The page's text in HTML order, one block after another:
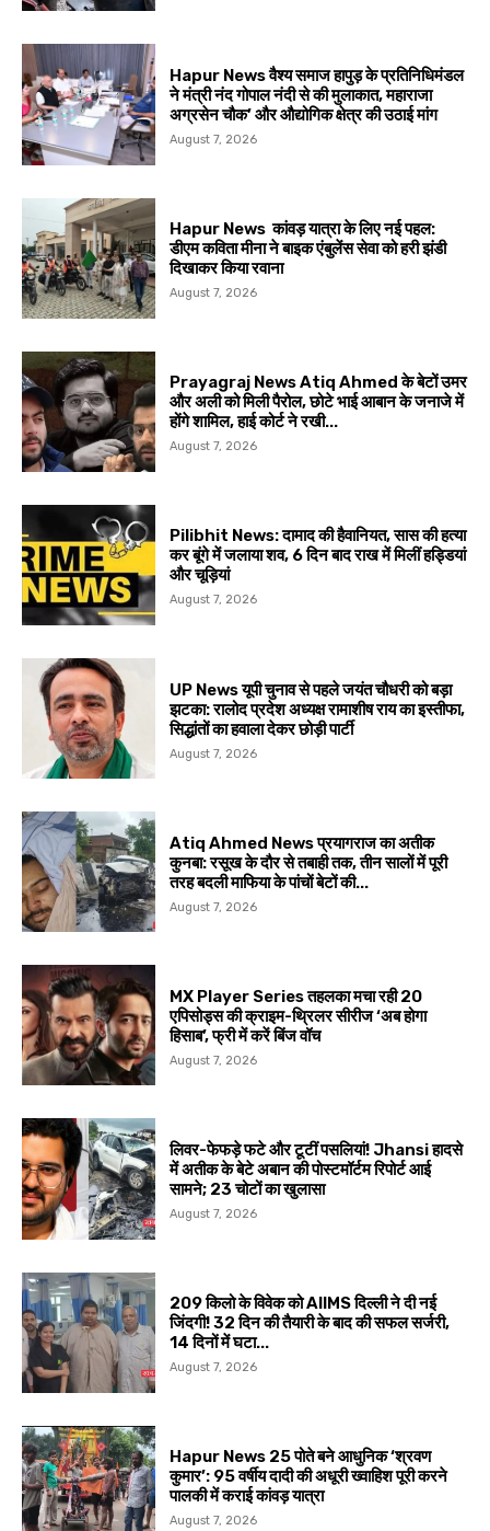
Hapur News वैश्य समाज हापुड़ के प्रतिनिधिमंडल
ने मंत्री नंद गोपाल नंदी से की मुलाकात, महाराजा
अग्रसेन चौक’ और औद्योगिक क्षेत्र की उठाई मांग
August 7, 2026
Hapur News कांवड़ यात्रा के लिए नई पहल:
डीएम कविता मीना ने बाइक एंबुलेंस सेवा को हरी झंडी
दिखाकर किया रवाना
August 7, 2026
Prayagraj News Atiq Ahmed के बेटों उमर
और अली को मिली पैरोल, छोटे भाई आबान के जनाजे में
होंगे शामिल, हाई कोर्ट ने रखी...
August 7, 2026
Pilibhit News: दामाद की हैवानियत, सास की हत्या
कर बूंगे में जलाया शव, 6 दिन बाद राख में मिलीं हड्डियां
और चूड़ियां
August 7, 2026
UP News यूपी चुनाव से पहले जयंत चौधरी को बड़ा
झटका: रालोद प्रदेश अध्यक्ष रामाशीष राय का इस्तीफा,
सिद्धांतों का हवाला देकर छोड़ी पार्टी
August 7, 2026
Atiq Ahmed News प्रयागराज का अतीक
कुनबा: रसूख के दौर से तबाही तक, तीन सालों में पूरी
तरह बदली माफिया के पांचों बेटों की...
August 7, 2026
MX Player Series तहलका मचा रही 20
एपिसोड्स की क्राइम-थ्रिलर सीरीज ‘अब होगा
हिसाब’, फ्री में करें बिंज वॉच
August 7, 2026
लिवर-फेफड़े फटे और टूटीं पसलियां! Jhansi हादसे
में अतीक के बेटे अबान की पोस्टमॉर्टम रिपोर्ट आई
सामने; 23 चोटों का खुलासा
August 7, 2026
209 किलो के विवेक को AIIMS दिल्ली ने दी नई
जिंदगी! 32 दिन की तैयारी के बाद की सफल सर्जरी,
14 दिनों में घटा...
August 7, 2026
Hapur News 25 पोते बने आधुनिक ‘श्रवण
कुमार’: 95 वर्षीय दादी की अधूरी ख्वाहिश पूरी करने
पालकी में कराई कांवड़ यात्रा
August 7, 2026